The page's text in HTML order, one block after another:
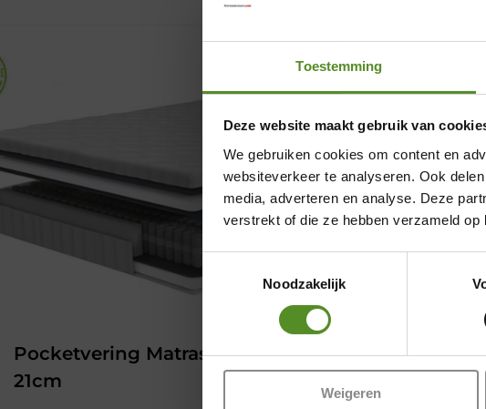
Toestemming
Deze website maakt gebruik van
We gebruiken cookies om content en
websiteverkeer te analyseren. Ook
media, adverteren en analyse. Deze
verstrekt of die ze hebben verzameld
Noodzakelijk
Weigeren
€395,00
Pocketvering Matras 140×210 P350
21cm